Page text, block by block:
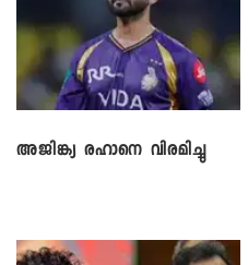
അജിങ്ക്യ രഹാനെ വിരമിച്ചു